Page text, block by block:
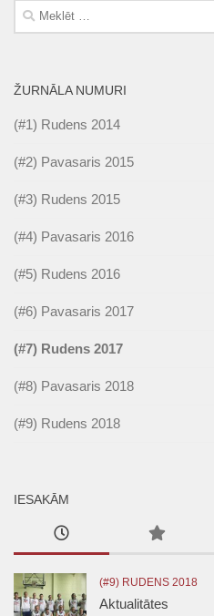
Meklēt:
ŽURNĀLA NUMURI
(#1) Rudens 2014
(#2) Pavasaris 2015
(#3) Rudens 2015
(#4) Pavasaris 2016
(#5) Rudens 2016
(#6) Pavasaris 2017
(#7) Rudens 2017
(#8) Pavasaris 2018
(#9) Rudens 2018
IESAKĀM
(#9) RUDENS 2018
Aktualitātes